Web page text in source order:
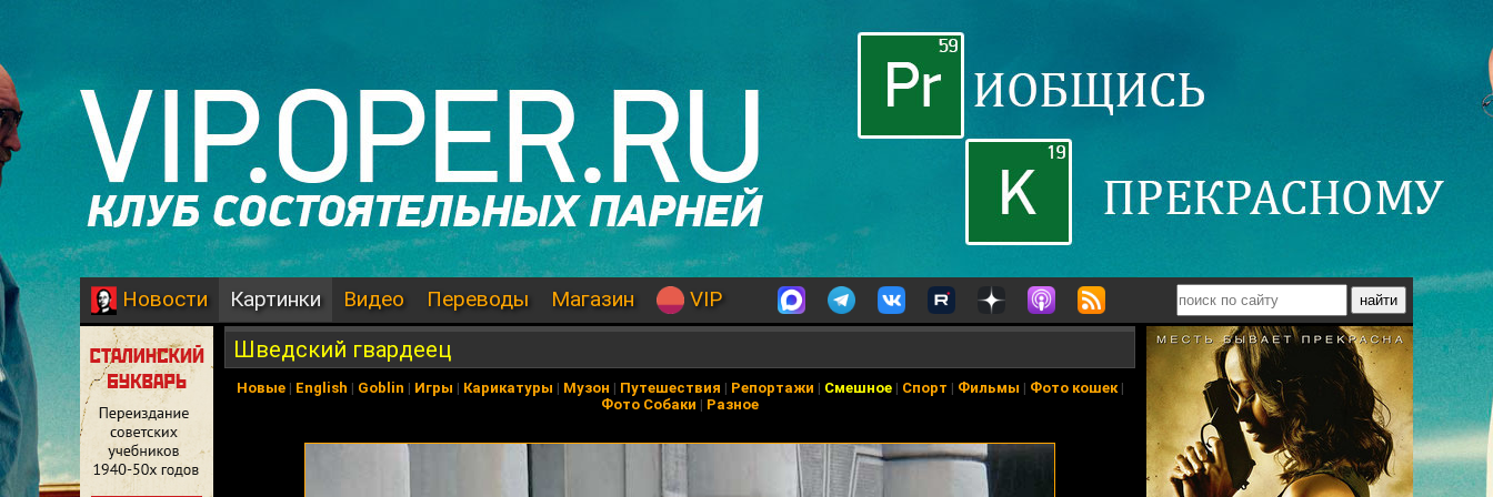
Новости Картинки Видео Переводы Магазин VIP
Шведский гвардеец
Новые| English | Goblin | Игры | Карикатуры | Музон | Путешествия | Репортажи | Смешное| Спорт | Фильмы | Фото кошек|
Фото Собаки | Разное